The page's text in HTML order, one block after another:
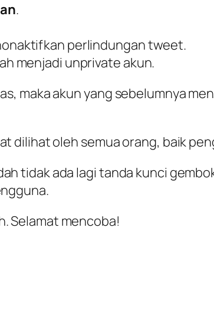
.
perlindungan tweet.
menjadi unprivate akun.
maka akun yang sebelumnya
dilihat oleh semua orang, baik
tidak ada lagi tanda kunci
Selamat mencoba!